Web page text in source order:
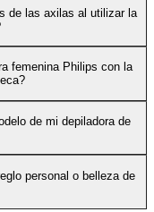
de las axilas al utilizar la
femenina Philips con la
de mi depiladora de
personal o belleza de